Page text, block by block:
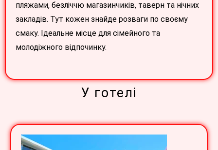
пляжами, безліччю магазинчиків, таверн та нічних
закладів. Тут кожен знайде розваги по своєму
смаку. Ідеальне місце для сімейного та
молодіжного відпочинку.
У готелі